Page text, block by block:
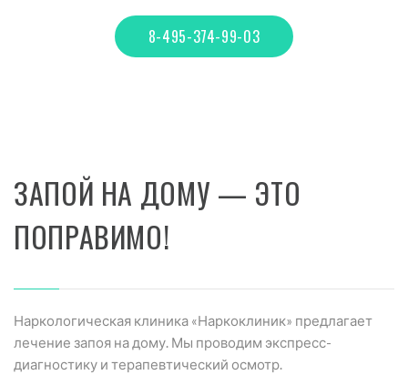
8-495-374-99-03
ЗАПОЙ НА ДОМУ — ЭТО
ПОПРАВИМО!
Наркологическая клиника «Наркоклиник» предлагает
лечение запоя на дому. Мы проводим экспресс-
диагностику и терапевтический осмотр.